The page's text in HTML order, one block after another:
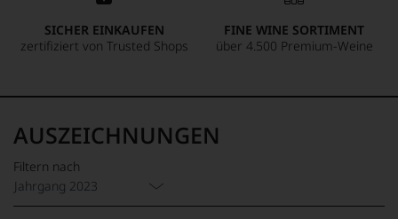
SICHER EINKAUFEN
zertifiziert von Trusted Shops
FINE WINE SORTIMENT
über 4.500 Premium-Weine
AUSZEICHNUNGEN
Filtern nach
Jahrgang 2023